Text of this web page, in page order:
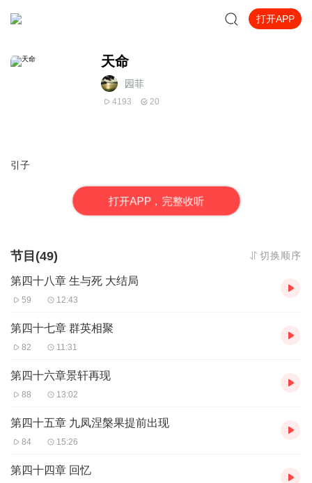
打开APP
天命
园菲
4193 20
引子
打开APP，完整收听
节目(49) 切换顺序
第四十八章 生与死 大结局
59 12:43
第四十七章 群英相聚
82 11:31
第四十六章景轩再现
88 13:02
第四十五章 九凤涅槃果提前出现
84 15:26
第四十四章 回忆